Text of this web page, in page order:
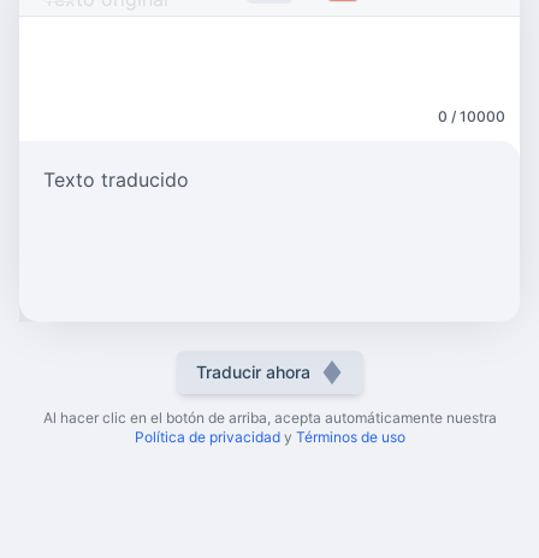
0 / 10000
Texto traducido
Traducir ahora
Al hacer clic en el botón de arriba, acepta automáticamente nuestra
Política de privacidad y Términos de uso